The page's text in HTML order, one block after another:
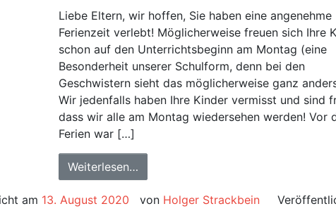
Liebe Eltern, wir hoffen, Sie haben eine angenehme
Ferienzeit verlebt! Möglicherweise freuen sich Ihre
schon auf den Unterrichtsbeginn am Montag (eine
Besonderheit unserer Schulform, denn bei den
Geschwistern sieht das möglicherweise ganz
Wir jedenfalls haben Ihre Kinder vermisst und sind
dass wir alle am Montag wiedersehen werden! Vor
Ferien war […]
Weiterlesen…
am 13. August 2020 von Holger Strackbein